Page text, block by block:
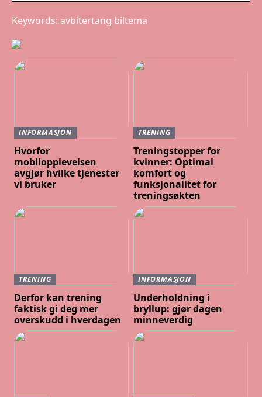
Keywords: avbitertang biltema
INFORMASJON
Hvorfor
mobilopplevelsen
avgjør hvilke tjenester
vi bruker
TRENING
Treningstopper for
kvinner: Optimal
komfort og
funksjonalitet for
treningsøkten
TRENING
Derfor kan trening
faktisk gi deg mer
overskudd i hverdagen
INFORMASJON
Underholdning i
bryllup: gjør dagen
minneverdig